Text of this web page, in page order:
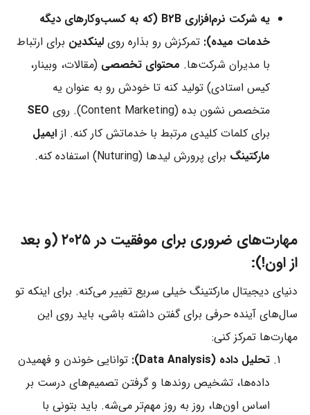
یه شرکت نرم‌افزاری B2B (که به کسب‌وکارهای دیگه
خدمات میده): تمرکزش رو بذاره روی لینکدین برای ارتباط
با مدیران شرکت‌ها. محتوای تخصصی (مقالات، وبینار،
کیس استادی) تولید کنه تا خودش رو به عنوان یه
متخصص نشون بده (Content Marketing). روی
SEO
برای کلمات کلیدی مرتبط با خدماتش کار کنه. از ایمیل
مارکتینگ برای پرورش لیدها (Nuturing) استفاده کنه.
مهارت‌های ضروری برای موفقیت در ۲۰۲۵ (و بعد
از اون!):
دنیای دیجیتال مارکتینگ خیلی سریع تغییر می‌کنه. برای اینکه تو
سال‌های آینده حرفی برای گفتن داشته باشی، باید روی این
مهارت‌ها تمرکز کنی:
تحلیل داده (Data Analysis):
توانایی خوندن و فهمیدن
داده‌ها، تشخیص روندها و گرفتن تصمیم‌های درست بر
اساس اون‌ها، روز به روز مهم‌تر می‌شه. باید بتونی با